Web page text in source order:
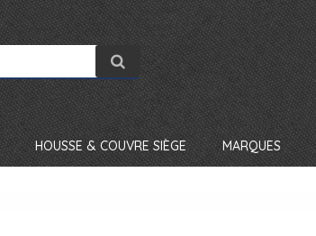
HOUSSE & COUVRE SIÈGE MARQUES